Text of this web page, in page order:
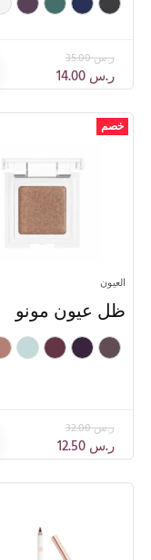
ر.س35.00
ر.س14.00
خصم
العيون
ظل عيون مونو
ر.س32.00
ر.س12.50